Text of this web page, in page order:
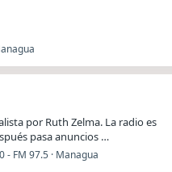
por Ruth Zelma. La radio es
pasa anuncios …
- FM 97.5 · Managua